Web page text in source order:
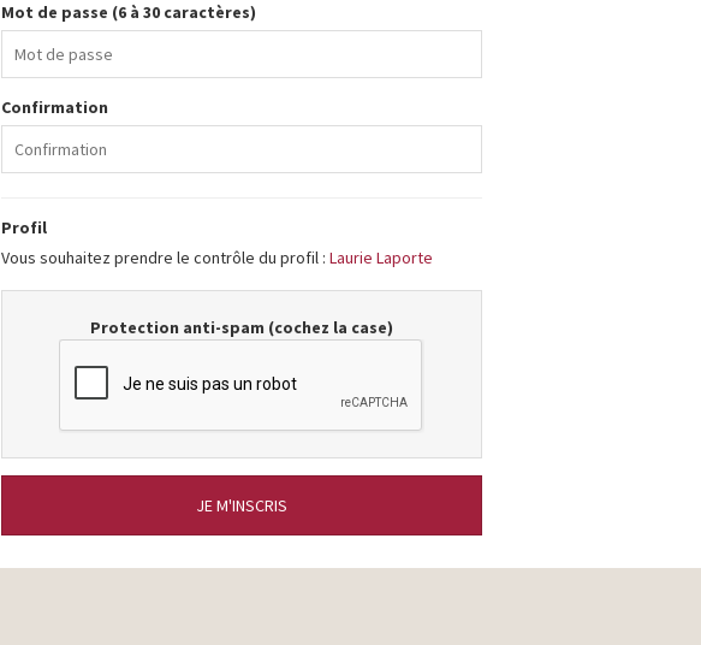
Mot de passe (6 à 30 caractères)
Confirmation
Profil
Vous souhaitez prendre le contrôle du profil : Laurie Laporte
Protection anti-spam (cochez la case)
JE M'INSCRIS